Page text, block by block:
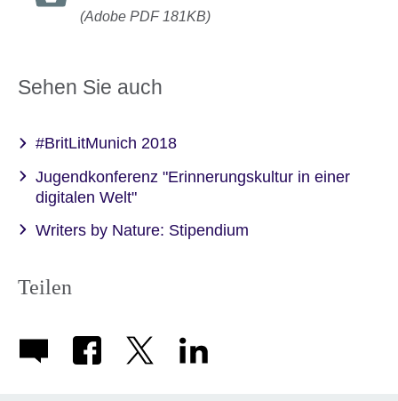
(Adobe PDF 181KB)
Sehen Sie auch
#BritLitMunich 2018
Jugendkonferenz "Erinnerungskultur in einer
digitalen Welt"
Writers by Nature: Stipendium
Teilen